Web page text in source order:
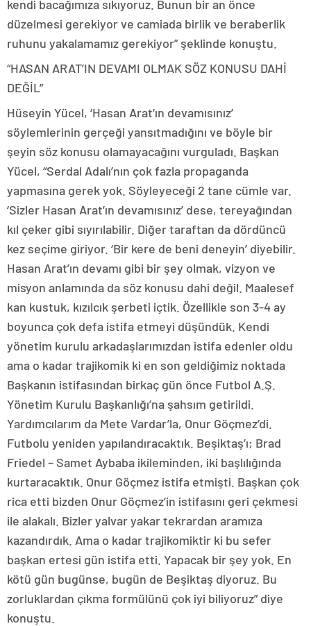
kendi bacağımıza sıkıyoruz. Bunun bir an önce
düzelmesi gerekiyor ve camiada birlik ve beraberlik
ruhunu yakalamamız gerekiyor” şeklinde konuştu.
“HASAN ARAT’IN DEVAMI OLMAK SÖZ KONUSU DAHİ
DEĞİL”
Hüseyin Yücel, ‘Hasan Arat’ın devamısınız’
söylemlerinin gerçeği yansıtmadığını ve böyle bir
şeyin söz konusu olamayacağını vurguladı. Başkan
Yücel, “Serdal Adalı’nın çok fazla propaganda
yapmasına gerek yok. Söyleyeceği 2 tane cümle var.
‘Sizler Hasan Arat’ın devamısınız’ dese, tereyağından
kıl çeker gibi sıyırılabilir. Diğer taraftan da dördüncü
kez seçime giriyor. ‘Bir kere de beni deneyin’ diyebilir.
Hasan Arat’ın devamı gibi bir şey olmak, vizyon ve
misyon anlamında da söz konusu dahi değil. Maalesef
kan kustuk, kızılcık şerbeti içtik. Özellikle son 3-4 ay
boyunca çok defa istifa etmeyi düşündük. Kendi
yönetim kurulu arkadaşlarımızdan istifa edenler oldu
ama o kadar trajikomik ki en son geldiğimiz noktada
Başkanın istifasından birkaç gün önce Futbol A.Ş.
Yönetim Kurulu Başkanlığı’na şahsım getirildi.
Yardımcılarım da Mete Vardar’la, Onur Göçmez’di.
Futbolu yeniden yapılandıracaktık. Beşiktaş’ı; Brad
Friedel – Samet Aybaba ikileminden, iki başlılığında
kurtaracaktık. Onur Göçmez istifa etmişti. Başkan çok
rica etti bizden Onur Göçmez’in istifasını geri çekmesi
ile alakalı. Bizler yalvar yakar tekrardan aramıza
kazandırdık. Ama o kadar trajikomiktir ki bu sefer
başkan ertesi gün istifa etti. Yapacak bir şey yok. En
kötü gün bugünse, bugün de Beşiktaş diyoruz. Bu
zorluklardan çıkma formülünü çok iyi biliyoruz” diye
konuştu.